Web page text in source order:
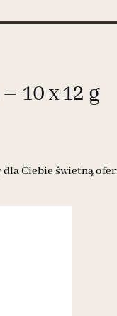
10 x 12 g
dla Ciebie świetną